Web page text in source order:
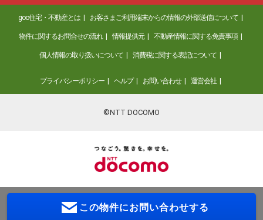
goo住宅・不動産とは お客さまご利用端末からの情報の外部送信について
物件に関するお問合せの流れ 情報提供元 不動産情報に関する免責事項
個人情報の取り扱いについて 消費税に関する表記について
プライバシーポリシー ヘルプ お問い合わせ 運営会社
©NTT DOCOMO
この物件にお問い合わせする